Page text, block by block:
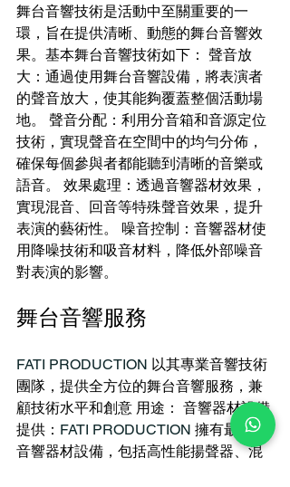
舞台音響技術是活動中至關重要的一
環，旨在提供清晰、動態的舞台音響效
果。基本舞台音響技術如下： 聲音放
大：通過使用舞台音響設備，將表演者
的聲音放大，使其能夠覆蓋整個活動場
地。 聲音分配：利用分音箱和音源定位
技術，實現聲音在空間中的均勻分佈，
確保每個參與者都能聽到清晰的音樂或
語音。 效果處理：透過音響器材效果，
實現混音、回音等特殊聲音效果，提升
表演的藝術性。 噪音控制：音響器材使
用降噪技術和吸音材料，降低外部噪音
對表演的影響。
舞台音響服務
FATI PRODUCTION 以其專業音響技術
團隊，提供全方位的舞台音響服務，兼
顧技術水平和創意 用途： 音響器材設備
提供： FATI PRODUCTION 擁有最新的
音響器材設備，包括高性能揚聲器、混